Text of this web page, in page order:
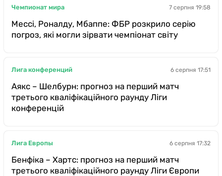
Чемпионат мира 7 серпня 19:58
Мессі, Роналду, Мбаппе: ФБР розкрило серію
погроз, які могли зірвати чемпіонат світу
Лига конференций 6 серпня 17:51
Аякс – Шелбурн: прогноз на перший матч
третього кваліфікаційного раунду Ліги
конференцій
Лига Европы 6 серпня 17:32
Бенфіка – Хартс: прогноз на перший матч
третього кваліфікаційного раунду Ліги Європи